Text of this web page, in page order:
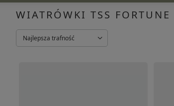
WIATRÓWKI TSS FORTUNE
Najlepsza trafność